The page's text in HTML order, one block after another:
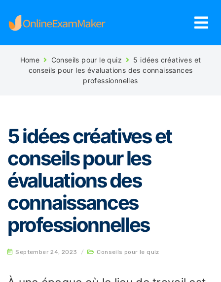
Home Conseils pour le quiz
5 idées créatives et
conseils pour les évaluations des connaissances
professionnelles
5 idées créatives et
conseils pour les
évaluations des
connaissances
professionnelles
September 24, 2023 / Conseils pour le quiz